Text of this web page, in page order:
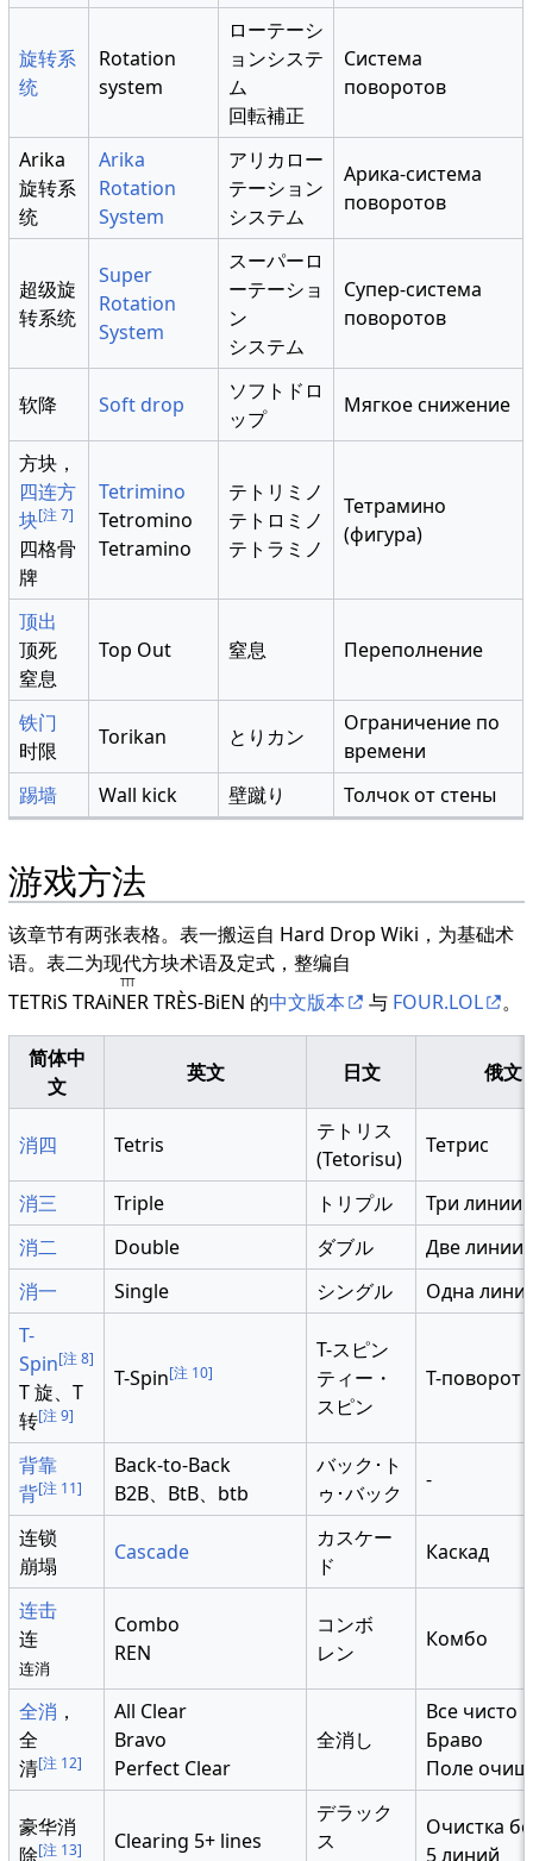
旋转系
统
Rotation
system
ローテーシ
ョンシステ
ム
回転補正
Система
поворотов
Arika
旋转系
统
Arika
Rotation
System
アリカロー
テーション
システム
Арика-система
поворотов
超级旋
转系统
Super
Rotation
System
スーパーロ
ーテーショ
ン
システム
Супер-система
поворотов
软降 Soft drop
ソフトドロ
ップ
Мягкое снижение
方块，
四连方
块[注 7]
四格骨
牌
Tetrimino
Tetromino
Tetramino
テトリミノ
テトロミノ
テトラミノ
Тетрамино
(фигура)
顶出
顶死
窒息
Top Out 窒息 Переполнение
铁门
时限
Torikan とりカン
Ограничение по
времени
踢墙
Wall kick 壁蹴り Толчок от стены
游戏方法
该章节有两张表格。表一搬运自 Hard Drop Wiki，为基础术
语。表二为现代方块术语及定式，整编自
TETRiS TRAiNER TRÈS-BiEN
TTT
的中文版本 与 FOUR.LOL 。
简体中
文
英文 日文 俄文
消四 Tetris
テトリス
(Tetorisu)
Тетрис
消三 Triple トリプル
Три линии
消二
Double ダブル
Две линии
消一
Single シングル
Одна
T-
Spin[注 8]
T 旋、T
转[注 9]
T-Spin[注 10]
T-スピン
ティー・
スピン
T-поворот
背靠
背[注 11]
Back-to-Back
B2B、BtB、btb
バック･ト
ゥ･バック
-
连锁
崩塌
Cascade
カスケー
ド
Каскад
连击
连
连消
Combo
REN
コンボ
レン
Комбо
全消 ，
全
清[注 12]
All Clear
Bravo
Perfect Clear
全消し
Все чисто
Браво
Поле
豪华消
除[注 13] Clearing 5+ lines
デラック
ス
Очистка
5 линий